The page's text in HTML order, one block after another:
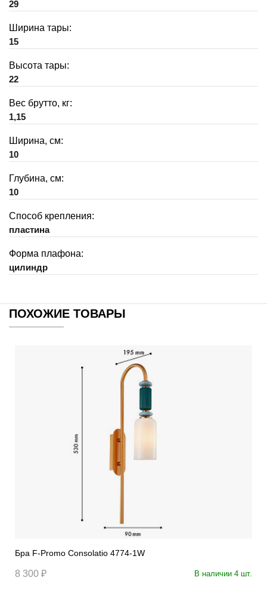
29
Ширина тары:
15
Высота тары:
22
Вес брутто, кг:
1,15
Ширина, см:
10
Глубина, см:
10
Способ крепления:
пластина
Форма плафона:
цилиндр
ПОХОЖИЕ ТОВАРЫ
Бра F-Promo Consolatio 4774-1W
8 300 ₽ В наличии 4 шт.